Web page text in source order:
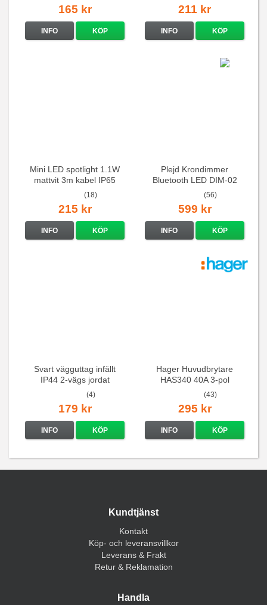
165 kr
INFO KÖP
211 kr
INFO KÖP
Mini LED spotlight 1.1W
mattvit 3m kabel IP65
(18)
215 kr
INFO KÖP
Plejd Krondimmer
Bluetooth LED DIM-02
(56)
599 kr
INFO KÖP
Svart vägguttag infällt
IP44 2-vägs jordat
(4)
179 kr
INFO KÖP
Hager Huvudbrytare
HAS340 40A 3-pol
(43)
295 kr
INFO KÖP
Kundtjänst
Kontakt
Köp- och leveransvillkor
Leverans & Frakt
Retur & Reklamation
Handla